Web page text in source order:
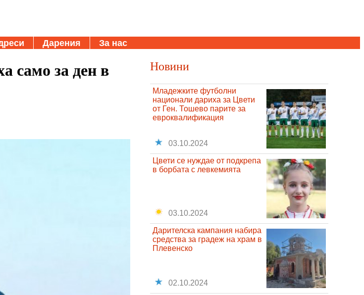
Дарения За нас
само за ден в
Новини
Младежките футболни
национали дариха за Цвети
от Ген. Тошево парите за
евроквалификация
03.10.2024
Цвети се нуждае от подкрепа
в борбата с левкемията
03.10.2024
Дарителска кампания набира
средства за градеж на храм в
Плевенско
02.10.2024